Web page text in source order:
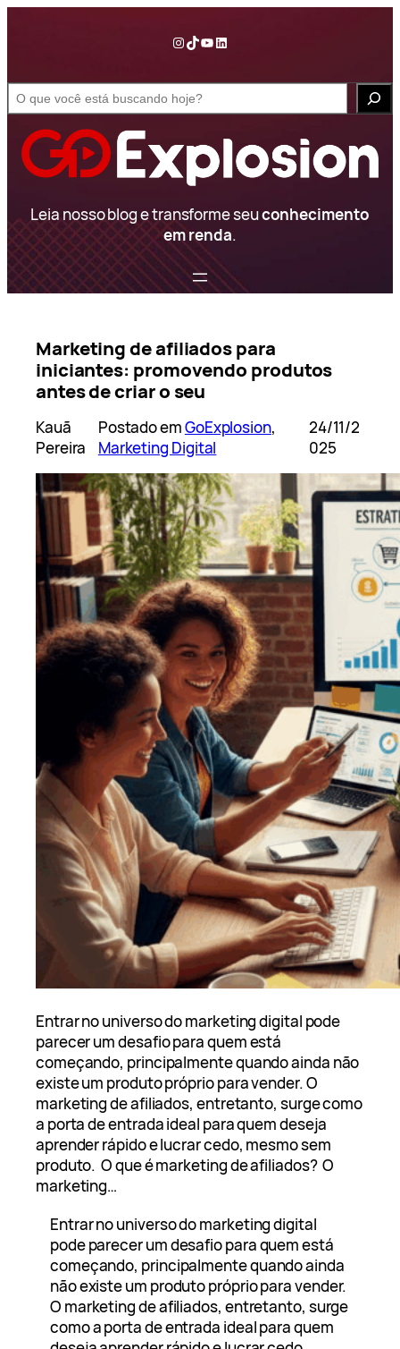
conteúdo
InstagramTikTok YouTube LinkedIn
e
Leia nosso blog e transforme seuconhecimento
em renda.
Marketing de afiliados para
iniciantes: promovendo produtos
antes de criar o seu
Kauã
Pereira
Postado emGoExplosion
Marketing Digital
24/11/2
025
Entrar no universo do marketing digital pode
parecer um desafio para quem está
começando, principalmente quando ainda não
existe um produto próprio para vender. O
marketing de afiliados, entretanto, surge como
a porta de entrada ideal para quem deseja
aprender rápido e lucrar cedo, mesmo sem
produto. O que é marketing de afiliados? O
marketing…
Entrar no universo do marketing digital
pode parecer um desafio para quem está
começando, principalmente quando ainda
não existe um produto próprio para vender.
O marketing de afiliados, entretanto, surge
como a porta de entrada ideal para quem